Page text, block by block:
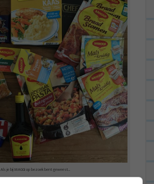
Als je bij MAGGI op bezoek bent geweest…